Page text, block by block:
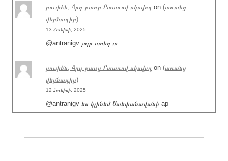
րուփեն, 4րդ բառը Րտառով սկսվող on (առանց
վերնագիր)
13 Հունիսի, 2025
@antranigv չոլը ստեղ ա
րուփեն, 4րդ բառը Րտառով սկսվող on (առանց
վերնագիր)
12 Հունիսի, 2025
@antranigv ես կլինեմ Ստեփանավանի ap